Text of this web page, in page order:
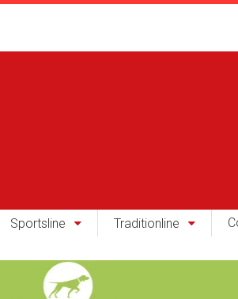
Sportsline Traditionline